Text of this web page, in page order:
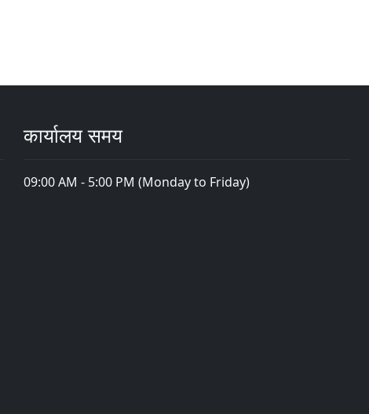
कार्यालय समय
09:00 AM - 5:00 PM (Monday to Friday)